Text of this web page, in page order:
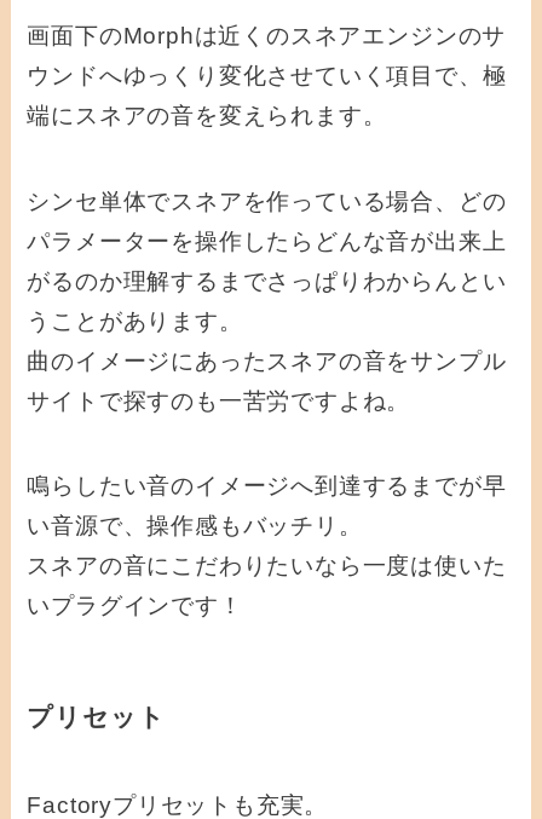
画面下のMorphは近くのスネアエンジンのサ
ウンドへゆっくり変化させていく項目で、極
端にスネアの音を変えられます。
シンセ単体でスネアを作っている場合、どの
パラメーターを操作したらどんな音が出来上
がるのか理解するまでさっぱりわからんとい
うことがあります。
曲のイメージにあったスネアの音をサンプル
サイトで探すのも一苦労ですよね。
鳴らしたい音のイメージへ到達するまでが早
い音源で、操作感もバッチリ。
スネアの音にこだわりたいなら一度は使いた
いプラグインです！
プリセット
Factoryプリセットも充実。